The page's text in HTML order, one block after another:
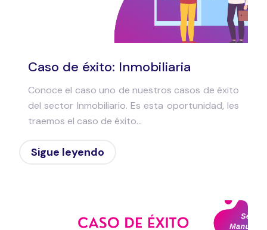
Caso de éxito: Inmobiliaria
Conoce el caso uno de nuestros casos de éxito
del sector Inmobiliario. Es esta oportunidad, les
traemos el caso de éxito...
Sigue leyendo